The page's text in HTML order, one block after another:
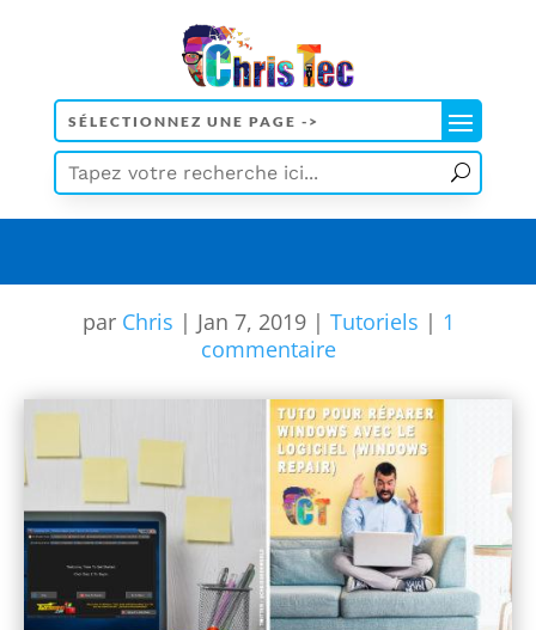
par Chris | Jan 7, 2019| Tutoriels | 1
commentaire